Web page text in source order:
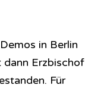
in Berlin
dann Erzbischof
Für